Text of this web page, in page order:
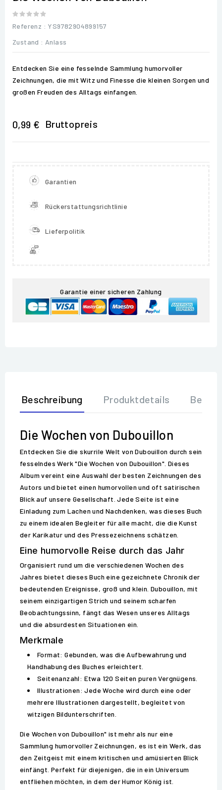
Referenz : YS9782904899157
Zustand : Anlass
Entdecken Sie eine fesselnde Sammlung humorvoller
Zeichnungen, die mit Witz und Finesse die kleinen Sorgen und
großen Freuden des Alltags einfangen.
0,99 € Bruttopreis
Garantien
Rückerstattungsrichtlinie
Lieferpolitik
Garantie einer sicheren Zahlung
Beschreibung Produktdetails
Die Wochen von Dubouillon
Entdecken Sie die skurrile Welt von Dubouillon durch sein
fesselndes Werk "Die Wochen von Dubouillon". Dieses
Album vereint eine Auswahl der besten Zeichnungen des
Autors und bietet einen humorvollen und oft satirischen
Blick auf unsere Gesellschaft. Jede Seite ist eine
Einladung zum Lachen und Nachdenken, was dieses Buch
zu einem idealen Begleiter für alle macht, die die Kunst
der Karikatur und des Pressezeichnens schätzen.
Eine humorvolle Reise durch das Jahr
Organisiert rund um die verschiedenen Wochen des
Jahres bietet dieses Buch eine gezeichnete Chronik der
bedeutenden Ereignisse, groß und klein. Dubouillon, mit
seinem einzigartigen Strich und seinem scharfen
Beobachtungssinn, fängt das Wesen unseres Alltags
und die absurdesten Situationen ein.
Merkmale
Format: Gebunden, was die Aufbewahrung und
Handhabung des Buches erleichtert.
Seitenanzahl: Etwa 120 Seiten puren Vergnügens.
Illustrationen: Jede Woche wird durch eine oder
mehrere Illustrationen dargestellt, begleitet von
witzigen Bildunterschriften.
Die Wochen von Dubouillon" ist mehr als nur eine
Sammlung humorvoller Zeichnungen, es ist ein Werk, das
den Zeitgeist mit einem kritischen und amüsierten Blick
einfängt. Perfekt für diejenigen, die in ein Universum
entfliehen möchten, in dem der Humor König ist.